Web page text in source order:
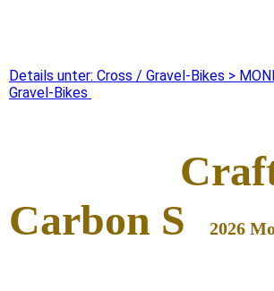
Details unter: Cross / Gravel-Bikes >
Gravel-Bikes
Craf
Carbon S
2026